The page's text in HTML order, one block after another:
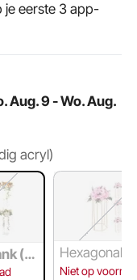
je eerste 3 app-
Aug. 9 - Wo. Aug.
acryl)
(v
Hexagonale
Niet op